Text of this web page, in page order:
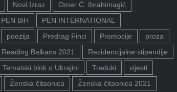
Novi Izraz
Omer Ć. Ibrahimagić
PEN BiH
PEN INTERNATIONAL
poezija Predrag Finci Promocije
proza
Reading Balkans 2021
Rezidencijalne stipendije
Tematski blok o Ukrajini Traduki
vijesti
Ženska čitaonica Ženska čitaonica 2021